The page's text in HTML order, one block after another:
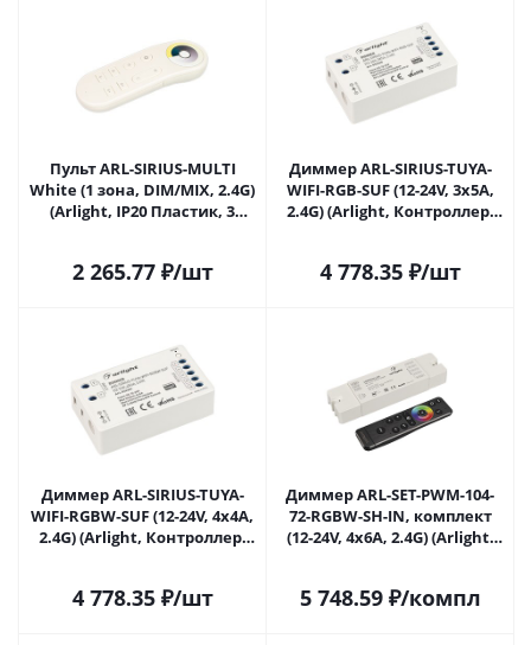
Пульт ARL-SIRIUS-MULTI
White (1 зона, DIM/MIX, 2.4G)
(Arlight, IP20 Пластик, 3
2 265.77₽/шт
Диммер ARL-SIRIUS-TUYA-
WIFI-RGB-SUF (12-24V, 3x5A,
2.4G) (Arlight, Контроллер)
4 778.35₽/шт
Диммер ARL-SIRIUS-TUYA-
WIFI-RGBW-SUF (12-24V, 4x4A,
2.4G) (Arlight, Контроллер)
4 778.35₽/шт
Диммер ARL-SET-PWM-104-
72-RGBW-SH-IN, комплект
(12-24V, 4x6A, 2.4G) (Arlight,
5 748.59₽/компл